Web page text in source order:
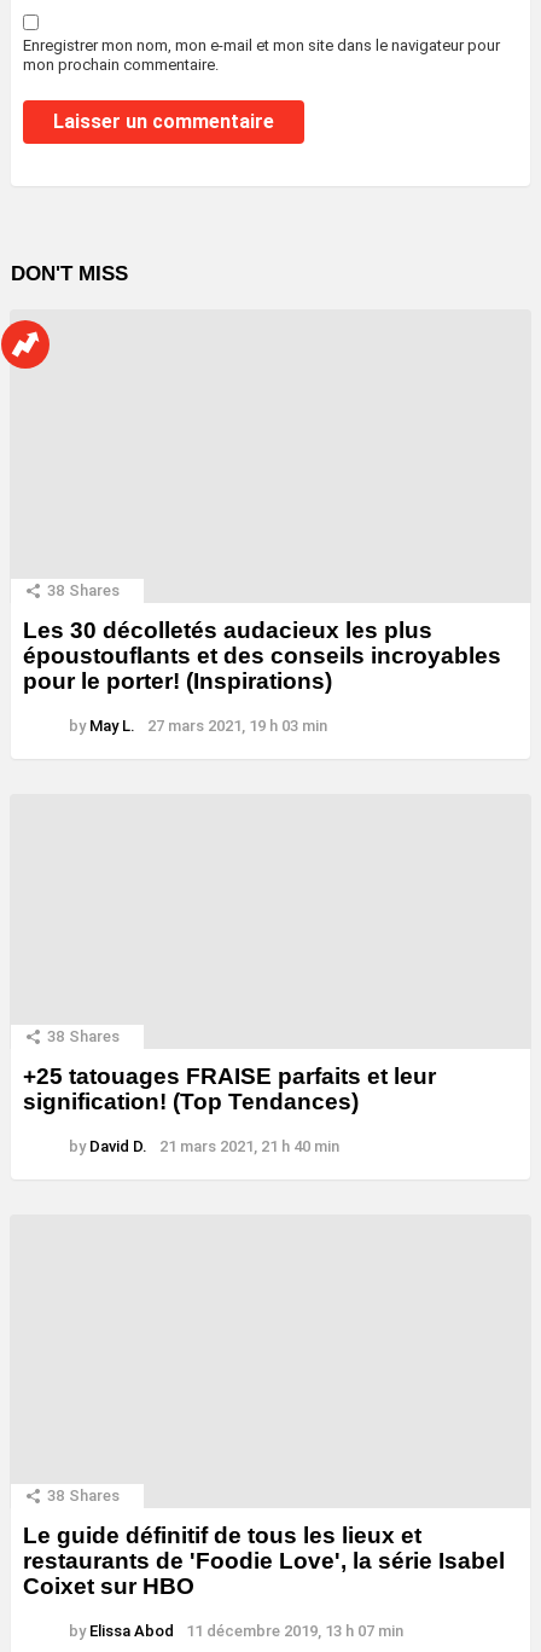
Enregistrer mon nom, mon e-mail et mon site dans le navigateur pour
mon prochain commentaire.
DON'T MISS
38 Shares
Les 30 décolletés audacieux les plus
époustouflants et des conseils incroyables
pour le porter! (Inspirations)
by May L. 27 mars 2021, 19 h 03 min
38 Shares
+25 tatouages ​​FRAISE parfaits et leur
signification! (Top Tendances)
by David D. 21 mars 2021, 21 h 40 min
38 Shares
Le guide définitif de tous les lieux et
restaurants de 'Foodie Love', la série Isabel
Coixet sur HBO
by Elissa Abod 11 décembre 2019, 13 h 07 min